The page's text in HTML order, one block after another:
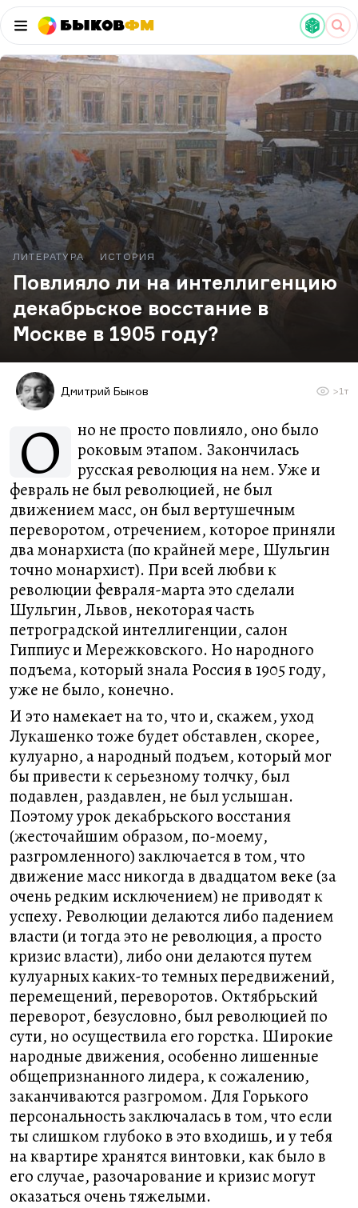
БыковФМ
ЛИТЕРАТУРА ИСТОРИЯ
Повлияло ли на интеллигенцию
декабрьское восстание в
Москве в 1905 году?
Дмитрий Быков >1т
О
но не просто повлияло, оно было
роковым этапом. Закончилась
русская революция на нем. Уже и
февраль не был революцией, не был
движением масс, он был вертушечным
переворотом, отречением, которое приняли
два монархиста (по крайней мере, Шульгин
точно монархист). При всей любви к
революции февраля-марта это сделали
Шульгин, Львов, некоторая часть
петроградской интеллигенции, салон
Гиппиус и Мережковского. Но народного
подъема, который знала Россия в 1905 году,
уже не было, конечно.
И это намекает на то, что и, скажем, уход
Лукашенко тоже будет обставлен, скорее,
кулуарно, а народный подъем, который мог
бы привести к серьезному толчку, был
подавлен, раздавлен, не был услышан.
Поэтому урок декабрьского восстания
(жесточайшим образом, по-моему,
разгромленного) заключается в том, что
движение масс никогда в двадцатом веке (за
очень редким исключением) не приводят к
успеху. Революции делаются либо падением
власти (и тогда это не революция, а просто
кризис власти), либо они делаются путем
кулуарных каких-то темных передвижений,
перемещений, переворотов. Октябрьский
переворот, безусловно, был революцией по
сути, но осуществила его горстка. Широкие
народные движения, особенно лишенные
общепризнанного лидера, к сожалению,
заканчиваются разгромом. Для Горького
персональность заключалась в том, что если
ты слишком глубоко в это входишь, и у тебя
на квартире хранятся винтовки, как было в
его случае, разочарование и кризис могут
оказаться очень тяжелыми.